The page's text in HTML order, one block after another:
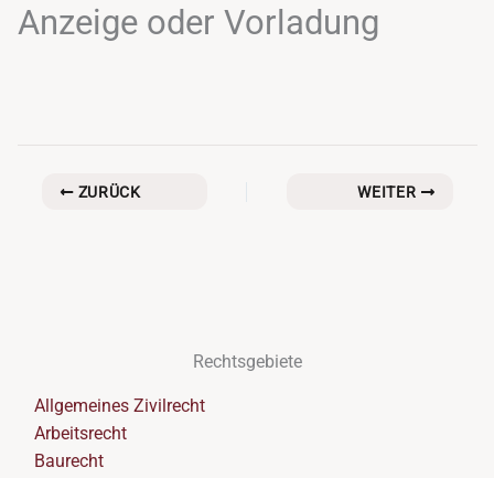
Anzeige oder Vorladung
ZURÜCK WEITER
Rechtsgebiete
Allgemeines Zivilrecht
Arbeitsrecht
Baurecht